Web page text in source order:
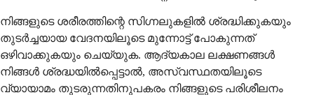
നിങ്ങളുടെ ശരീരത്തിന്റെ സിഗ്നലുകളിൽ ശ്രദ്ധിക്കുകയും
തുടർച്ചയായ വേദനയിലൂടെ മുന്നോട്ട് പോകുന്നത്
ഒഴിവാക്കുകയും ചെയ്യുക. ആദ്യകാല ലക്ഷണങ്ങൾ
നിങ്ങൾ ശ്രദ്ധയിൽപ്പെട്ടാൽ, അസ്വസ്ഥതയിലൂടെ
വ്യായാമം തുടരുന്നതിനുപകരം നിങ്ങളുടെ പരിശീലനം